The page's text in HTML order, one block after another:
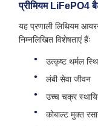
प्रीमियम LiFePO4
यह प्रणाली लिथियम
निम्नलिखित विशेषताएं हैंः
उत्कृष्ट थर्मल
लंबी सेवा जीवन
उच्च चक्र
कोबाल्ट मुक्त